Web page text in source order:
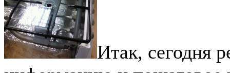
Итак, сегодня